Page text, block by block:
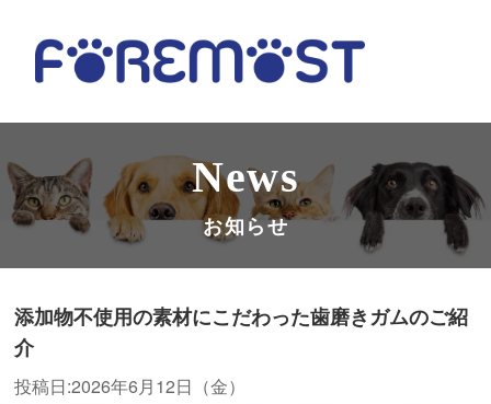
News
お知らせ
添加物不使用の素材にこだわった歯磨きガムのご紹
介
投稿日:2026年6月12日（金）